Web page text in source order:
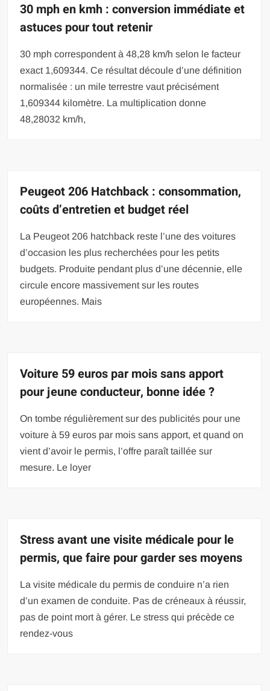
30 mph en kmh : conversion immédiate et
astuces pour tout retenir
30 mph correspondent à 48,28 km/h selon le facteur
exact 1,609344. Ce résultat découle d’une définition
normalisée : un mile terrestre vaut précisément
1,609344 kilomètre. La multiplication donne
48,28032 km/h,
Peugeot 206 Hatchback : consommation,
coûts d’entretien et budget réel
La Peugeot 206 hatchback reste l’une des voitures
d’occasion les plus recherchées pour les petits
budgets. Produite pendant plus d’une décennie, elle
circule encore massivement sur les routes
européennes. Mais
Voiture 59 euros par mois sans apport
pour jeune conducteur, bonne idée ?
On tombe régulièrement sur des publicités pour une
voiture à 59 euros par mois sans apport, et quand on
vient d’avoir le permis, l’offre paraît taillée sur
mesure. Le loyer
Stress avant une visite médicale pour le
permis, que faire pour garder ses moyens
La visite médicale du permis de conduire n’a rien
d’un examen de conduite. Pas de créneaux à réussir,
pas de point mort à gérer. Le stress qui précède ce
rendez-vous